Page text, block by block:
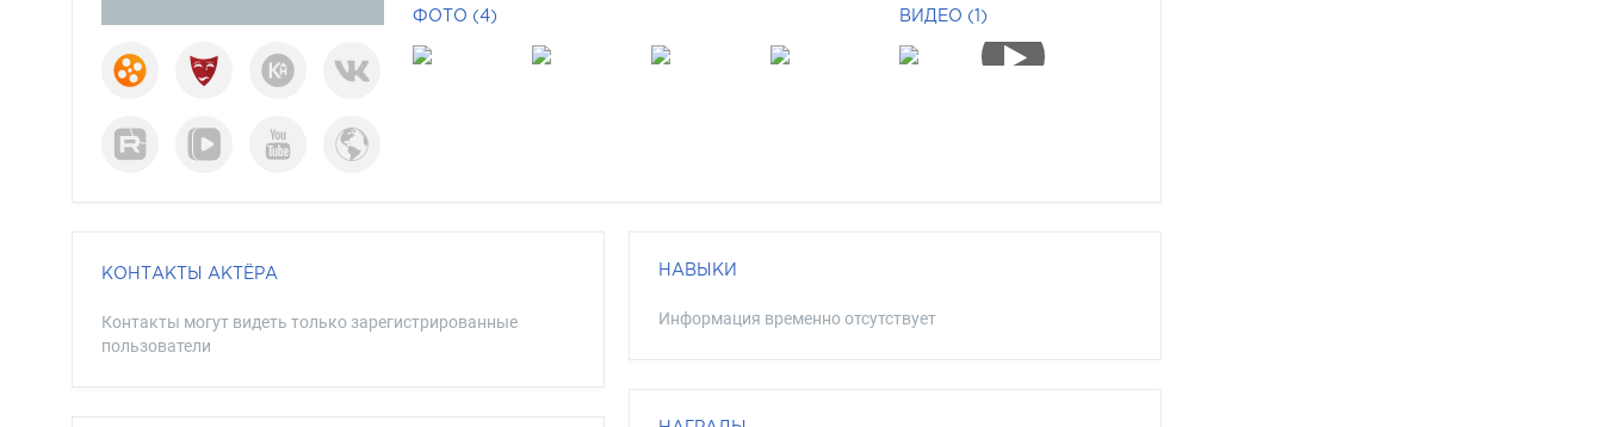
ФОТО (4) ВИДЕО (1)
КОНТАКТЫ АКТЁРА
Контакты могут видеть только зарегистрированные
пользователи
НАВЫКИ
Информация временно отсутствует